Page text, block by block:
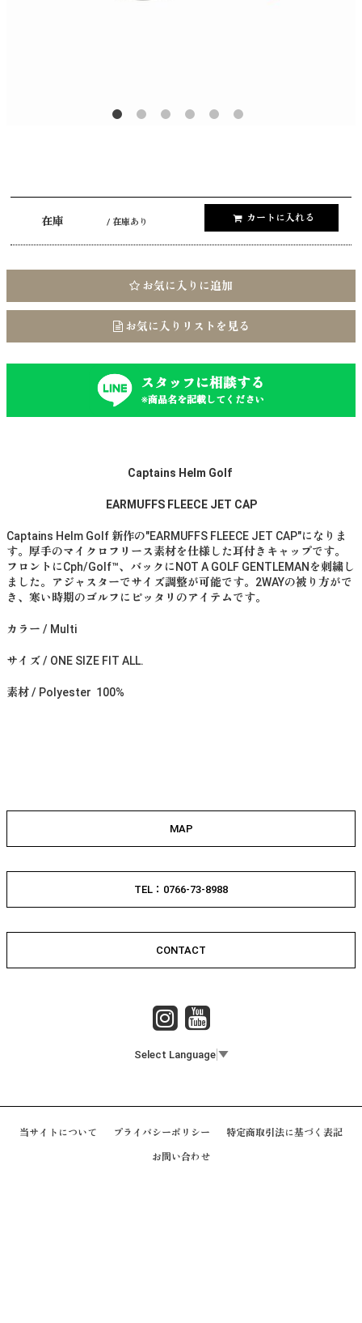
在庫 / 在庫あり カートに入れる
お気に入りに追加
お気に入りリストを見る
スタッフに相談する
※商品名を記載してください
Captains Helm Golf
EARMUFFS FLEECE JET CAP
Captains Helm Golf 新作の"EARMUFFS FLEECE JET CAP"になりま
す。厚手のマイクロフリース素材を仕様した耳付きキャップです。
フロントにCph/Golf™️、バックにNOT A GOLF GENTLEMANを刺繍し
ました。アジャスターでサイズ調整が可能です。2WAYの被り方がで
き、寒い時期のゴルフにピッタリのアイテムです。
カラー / Multi
サイズ / ONE SIZE FIT ALL.
素材 / Polyester 100%
MAP
TEL：0766-73-8988
CONTACT
Select Language ▼
当サイトについて プライバシーポリシー 特定商取引法に基づく表記
お問い合わせ